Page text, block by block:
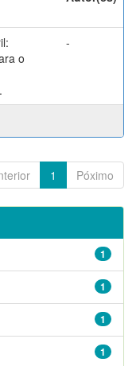
o
-
1 Póximo
1
1
1
1